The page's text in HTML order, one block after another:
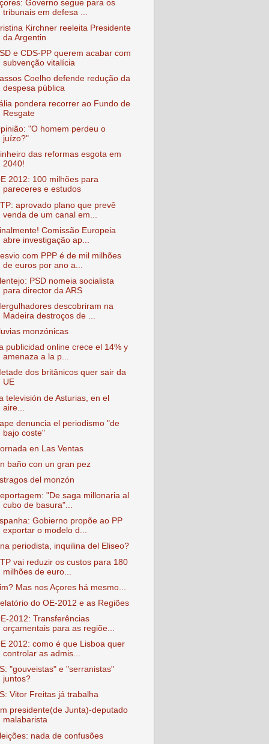
Governo segue para os
tribunais em defesa ...
Kirchner reeleita Presidente
da Argentin
e CDS-PP querem acabar com
subvenção vitalícia
Coelho defende redução da
despesa pública
pondera recorrer ao Fundo de
Resgate
"O homem perdeu o
juízo?"
das reformas esgota em
2040!
2012: 100 milhões para
pareceres e estudos
aprovado plano que prevê
venda de um canal em...
Comissão Europeia
abre investigação ap...
com PPP é de mil milhões
de euros por ano a...
PSD nomeia socialista
para director da ARS
descobriram na
Madeira destroços de ...
monzónicas
publicidad online crece el 14% y
amenaza a la p...
dos britânicos quer sair da
UE
televisión de Asturias, en el
aire...
denuncia el periodismo "de
bajo coste"
en Las Ventas
baño con un gran pez
del monzón
"De saga millonaria al
cubo de basura"...
Gobierno propõe ao PP
exportar o modelo d...
periodista, inquilina del Eliseo?
vai reduzir os custos para 180
milhões de euro...
Mas nos Açores há mesmo...
do OE-2012 e as Regiões
2012: Transferências
orçamentais para as regiõe...
2012: como é que Lisboa quer
controlar as admis...
"gouveistas" e "serranistas"
juntos?
Vitor Freitas já trabalha
presidente(de Junta)-deputado
malabarista
nada de confusões